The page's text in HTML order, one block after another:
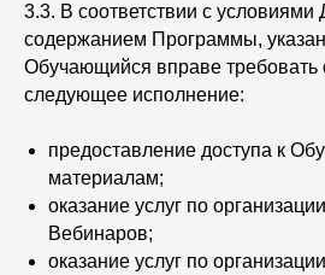
3.3. В соответствии с условиями
содержанием Программы,
Обучающийся вправе требовать
следующее исполнение:
предоставление доступа к
материалам;
оказание услуг по
Вебинаров;
оказание услуг по